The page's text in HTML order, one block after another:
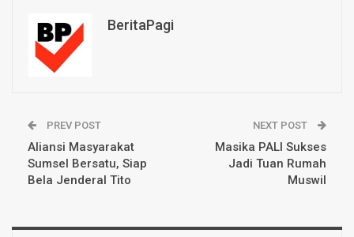
BeritaPagi
PREV POST
Aliansi Masyarakat
Sumsel Bersatu, Siap
Bela Jenderal Tito
NEXT POST
Masika PALI Sukses
Jadi Tuan Rumah
Muswil